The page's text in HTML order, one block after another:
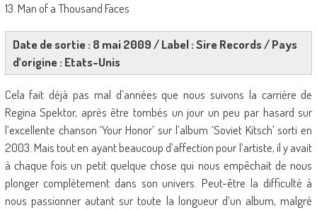
13. Man of a Thousand Faces
Date de sortie : 8 mai 2009 / Label : Sire Records / Pays
d’origine : Etats-Unis
Cela fait déjà pas mal d’années que nous suivons la carrière de
Regina Spektor, après être tombés un jour un peu par hasard sur
l’excellente chanson ‘Your Honor’ sur l’album ‘Soviet Kitsch’ sorti en
2003. Mais tout en ayant beaucoup d’affection pour l’artiste, il y avait
à chaque fois un petit quelque chose qui nous empêchait de nous
plonger complètement dans son univers. Peut-être la difficulté à
nous passionner autant sur toute la longueur d’un album, malgré